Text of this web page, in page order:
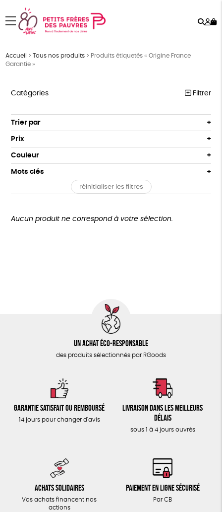
menu
Accueil >Tous nos produits > Produits étiquetés « Origine France
Garantie »
Catégories Filtrer
PÂQUES
FEMMES
HOMMES
ENFANTS
ACCESSOIRES
Trier par
Par défaut
Popularité
Prix : du - cher au + cher
Prix : du + cher au - cher
Prix
Tous
0 € - 50 €
Plus de 200€
Couleur
Blanc Pur
vert
vert amande violet
Mots clés
Fabrication artisanale Oeko-Tex
réinitialiser les filtres
Aucun produit ne correspond à votre sélection.
Un achat éco-responsable
des produits sélectionnés par RGoods
Garantie satisfait ou remboursé
14 jours pour changer d'avis
Livraison dans les meilleurs
délais
sous 1 à 4 jours ouvrés
Achats solidaires
Vos achats financent nos
actions
Paiement en ligne sécurisé
Par CB